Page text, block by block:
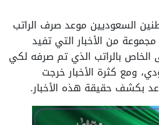
السعوديين موعد صرف الراتب
من الأخبار التي تفيد
الخاص بالراتب الذي تم صرفه لكي
ومع كثرة الأخبار خرجت
بكشف حقيقة هذه الأخبار.